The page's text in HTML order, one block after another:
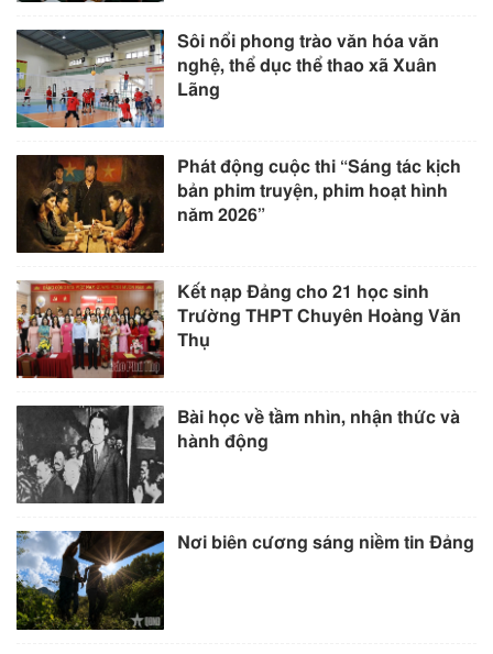
Sôi nổi phong trào văn hóa văn
nghệ, thể dục thể thao xã Xuân
Lãng
Phát động cuộc thi “Sáng tác kịch
bản phim truyện, phim hoạt hình
năm 2026”
Kết nạp Đảng cho 21 học sinh
Trường THPT Chuyên Hoàng Văn
Thụ
Bài học về tầm nhìn, nhận thức và
hành động
Nơi biên cương sáng niềm tin Đảng